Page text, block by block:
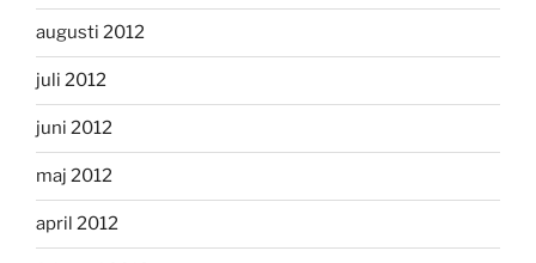
augusti 2012
juli 2012
juni 2012
maj 2012
april 2012